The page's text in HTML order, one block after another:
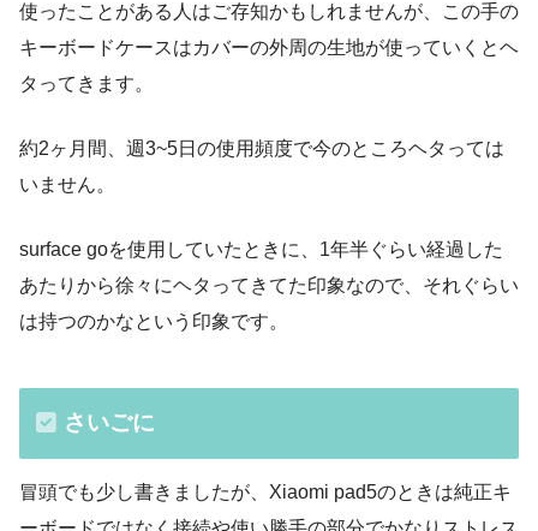
使ったことがある人はご存知かもしれませんが、この手の
キーボードケースはカバーの外周の生地が使っていくとヘ
タってきます。
約2ヶ月間、週3~5日の使用頻度で今のところヘタっては
いません。
surface goを使用していたときに、1年半ぐらい経過した
あたりから徐々にヘタってきてた印象なので、それぐらい
は持つのかなという印象です。
さいごに
冒頭でも少し書きましたが、Xiaomi pad5のときは純正キ